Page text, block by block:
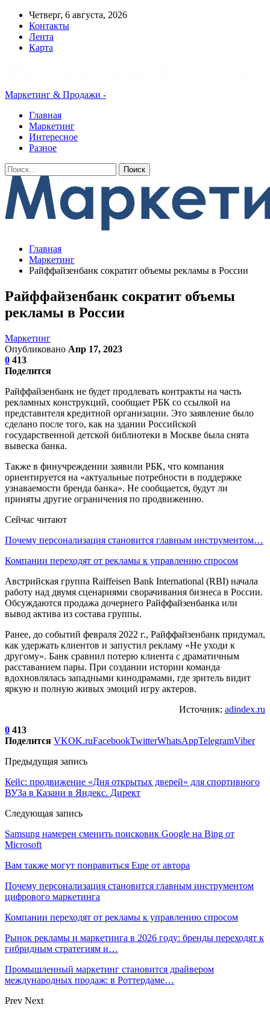
Четверг, 6 августа, 2026
Контакты
Лента
Карта
Маркетинг & Продажи -
Главная
Маркетинг
Интересное
Разное
Главная
Маркетинг
Райффайзенбанк сократит объемы рекламы в России
Райффайзенбанк сократит объемы
рекламы в России
Маркетинг
Опубликовано Апр 17, 2023
0 413
Поделится
Райффайзенбанк не будет продлевать контракты на часть
рекламных конструкций, сообщает РБК со ссылкой на
представителя кредитной организации. Это заявление было
сделано после того, как на здании Российской
государственной детской библиотеки в Москве была снята
вывеска банка.
Также в финучреждении заявили РБК, что компания
ориентируется на «актуальные потребности в поддержке
узнаваемости бренда банка». Не сообщается, будут ли
приняты другие ограничения по продвижению.
Сейчас читают
Почему персонализация становится главным инструментом…
Компании переходят от рекламы к управлению спросом
Австрийская группа Raiffeisen Bank International (RBI) начала
работу над двумя сценариями сворачивания бизнеса в России.
Обсуждаются продажа дочернего Райффайзенбанка или
вывод актива из состава группы.
Ранее, до событий февраля 2022 г., Райффайзенбанк придумал,
как удержать клиентов и запустил рекламу «Не уходи к
другому». Банк сравнил потерю клиента с драматичным
расставанием пары. При создании истории команда
вдохновлялась западными кинодрамами, где зритель видит
яркую и полную живых эмоций игру актеров.
Источник: adindex.ru
0 413
Поделится VKOK.ruFacebookTwitterWhatsAppTelegramViber
Предыдущая запись
Кейс: продвижение «Дня открытых дверей» для спортивного
ВУЗа в Казани в Яндекс. Директ
Следующая запись
Samsung намерен сменить поисковик Google на Bing от
Microsoft
Вам также могут понравиться Еще от автора
Почему персонализация становится главным инструментом
цифрового маркетинга
Компании переходят от рекламы к управлению спросом
Рынок рекламы и маркетинга в 2026 году: бренды переходят к
гибридным стратегиям и…
Промышленный маркетинг становится драйвером
международных продаж: в Роттердаме…
Prev Next